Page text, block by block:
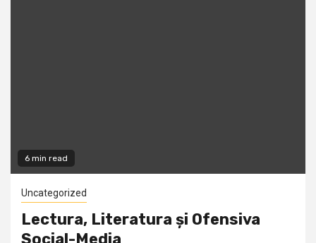
6 min read
Uncategorized
Lectura, Literatura și Ofensiva